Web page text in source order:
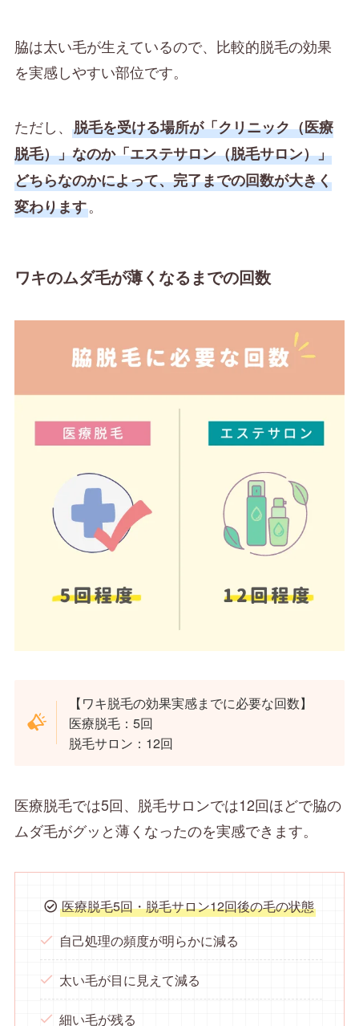
脇は太い毛が生えているので、比較的脱毛の効果
を実感しやすい部位です。
ただし、 脱毛を受ける場所が「クリニック（医療
脱毛）」なのか「エステサロン（脱毛サロン）」
どちらなのかによって、完了までの回数が大きく
変わります。
ワキのムダ毛が薄くなるまでの回数
【ワキ脱毛の効果実感までに必要な回数】
医療脱毛：5回
脱毛サロン：12回
医療脱毛では5回、脱毛サロンでは12回ほどで脇の
ムダ毛がグッと薄くなったのを実感できます。
医療脱毛5回・脱毛サロン12回後の毛の状態
自己処理の頻度が明らかに減る
太い毛が目に見えて減る
細い毛が残る